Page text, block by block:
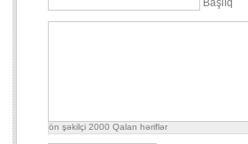
Başlıq
ön şəkilçi 2000 Qalan həriflər